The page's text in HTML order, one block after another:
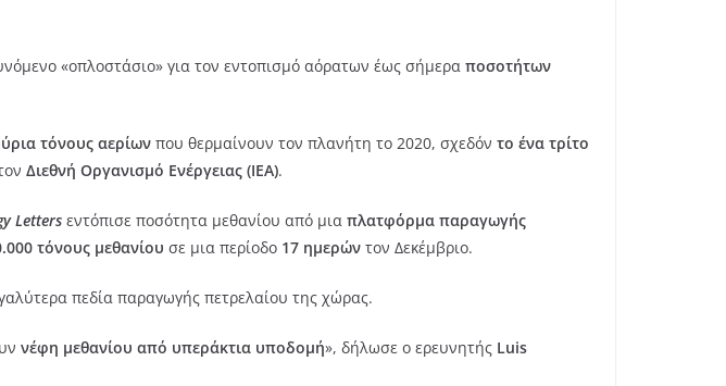
«οπλοστάσιο» για τον εντοπισμό αόρατων έως σήμερα ποσοτήτων
τόνους αερίων που θερμαίνουν τον πλανήτη το 2020, σχεδόν το ένα τρίτο
Διεθνή Οργανισμό Ενέργειας (IEA).
Letters εντόπισε ποσότητα μεθανίου από μια πλατφόρμα παραγωγής
τόνους μεθανίου σε μια περίοδο 17 ημερών τον Δεκέμβριο.
πεδία παραγωγής πετρελαίου της χώρας.
νέφη μεθανίου από υπεράκτια υποδομή», δήλωσε ο ερευνητής Luis